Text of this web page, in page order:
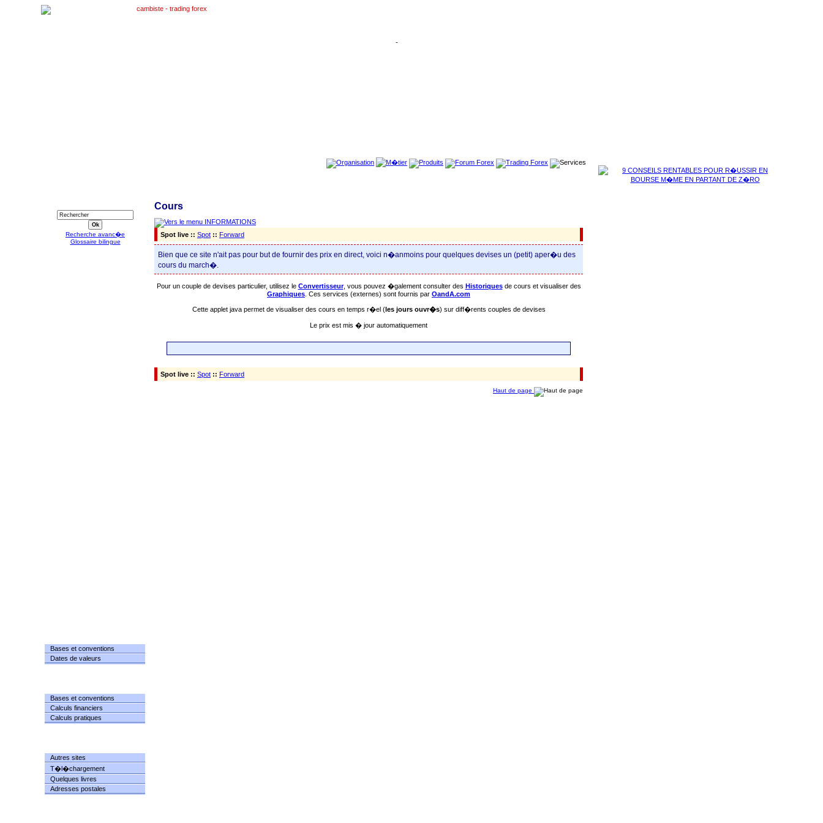
-
Cours
Spot live :: Spot :: Forward
Bien que ce site n'ait pas pour but de fournir des prix en direct, voici n�anmoins pour quelques devises un (petit) aper�u des
cours du march�.
Pour un couple de devises particulier, utilisez le Convertisseur, vous pouvez �galement consulter des Historiquesde cours et visualiser des
Graphiques . Ces services (externes) sont fournis par OandA.com
Cette applet java permet de visualiser des cours en temps r�el (les jours ouvr�s) sur diff�rents couples de devises
Le prix est mis � jour automatiquement
Spot live :: Spot :: Forward
Haut de page
Recherche avanc�e
Glossaire bilingue
Bases et conventions
Dates de valeurs
Bases et conventions
Calculs financiers
Calculs pratiques
Autres sites
T�l�chargement
Quelques livres
Adresses postales